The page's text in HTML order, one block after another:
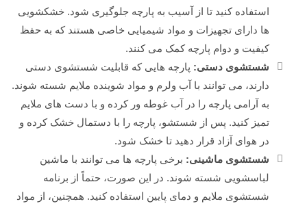
استفاده کنید تا از آسیب به پارچه جلوگیری شود. خشکشویی
ها دارای تجهیزات و مواد شیمیایی خاصی هستند که به حفظ
کیفیت و دوام پارچه کمک می کنند.
شستشوی دستی: پارچه هایی که قابلیت شستشوی دستی
دارند، می توانند با آب ولرم و مواد شوینده ملایم شسته شوند.
به آرامی پارچه را در آب غوطه ور کرده و با دست های ملایم
تمیز کنید. پس از شستشو، پارچه را با دستمال خشک کرده و
در هوای آزاد قرار دهید تا خشک شود.
شستشوی ماشینی: برخی پارچه ها می توانند با ماشین
لباسشویی شسته شوند. در این صورت، حتماً از برنامه
شستشوی ملایم و دمای پایین استفاده کنید. همچنین، از مواد